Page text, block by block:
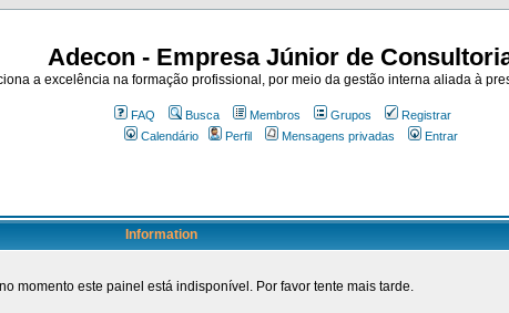
Adecon - Empresa Júnior de
a excelência na formação profissional, por meio da gestão interna aliada à
FAQ Busca Membros Grupos
Registrar
Calendário
Perfil Mensagens privadas Entrar
Information
momento este painel está indisponível. Por favor tente mais tarde.